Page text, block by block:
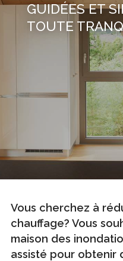
GUIDÉES ET
TOUTE
Vous cherchez à
chauffage? Vous
maison des
assisté pour obtenir